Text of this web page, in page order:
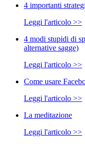
4 importanti
Leggi l'articolo >>
4 modi stupidi di
alternative sagge)
Leggi l'articolo >>
Come usare
Leggi l'articolo >>
La meditazione
Leggi l'articolo >>